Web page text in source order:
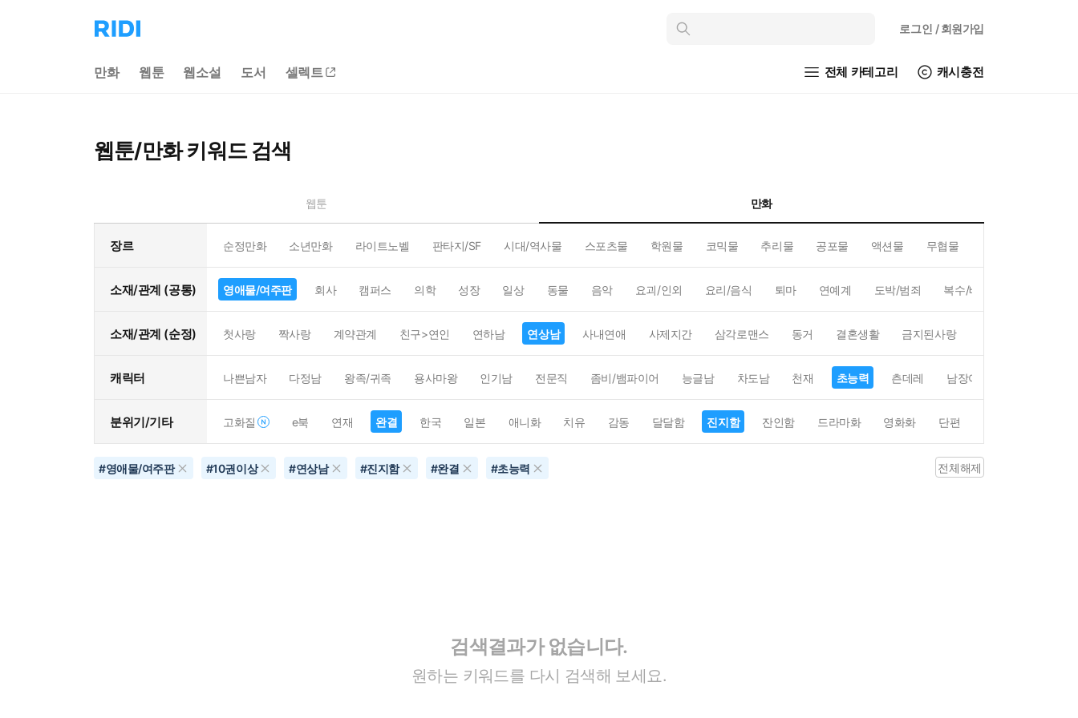
리
디
으
인
로그인 / 회원가입
만화 웹툰 웹소설 도서 셀렉트 전체 카테고리 캐시충전
웹툰/만화 키워드 검색
웹툰 만화
장르 순정만화 소년만화 라이트노벨 판타지/SF 시대/역사물 스포츠물 학원물 코믹물 추리물 공포물 액션물 무협물
소재/관계 (공통) 영애물/여주판 회사 캠퍼스 의학 성장 일상 동물 음악 요괴/인외 요리/음식 퇴마 연예계 도박/범죄 복수/배신
소재/관계 (순정) 첫사랑 짝사랑 계약관계 친구>연인 연하남 연상남 사내연애 사제지간 삼각로맨스 동거 결혼생활 금지된사랑
캐릭터 나쁜남자 다정남 왕족/귀족 용사마왕 인기남 전문직 좀비/뱀파이어 능글남 차도남 천재 초능력 츤데레 남장여자
분위기/기타 고화질 e북 연재 완결 한국 일본 애니화 치유 감동 달달함 진지함 잔인함 드라마화 영화화 단편
#영애물/여주판 #10권이상 #연상남 #진지함 #완결 #초능력 전체해제
검색결과가 없습니다.
원하는 키워드를 다시 검색해 보세요.